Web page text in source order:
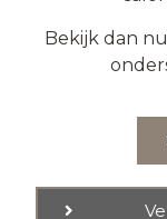
Bekijk dan